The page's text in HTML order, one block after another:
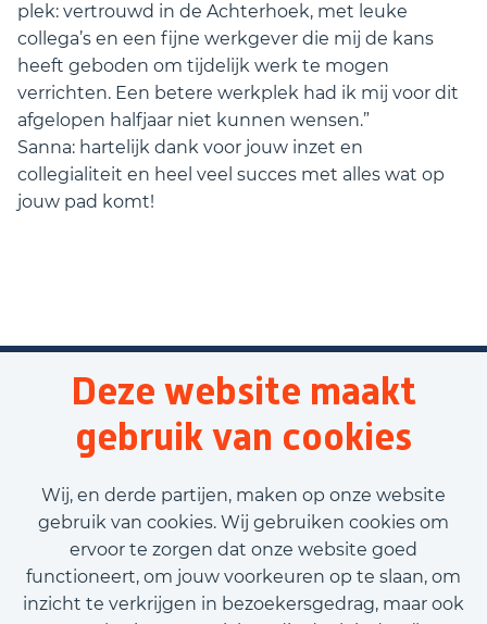
Deze website maakt
gebruik van cookies
Wij, en derde partijen, maken op onze website
gebruik van cookies. Wij gebruiken cookies om
ervoor te zorgen dat onze website goed
functioneert, om jouw voorkeuren op te slaan, om
inzicht te verkrijgen in bezoekersgedrag, maar ook
plek: vertrouwd in de Achterhoek, met leuke
collega’s en een fijne werkgever die mij de kans
heeft geboden om tijdelijk werk te mogen
verrichten. Een betere werkplek had ik mij voor dit
afgelopen halfjaar niet kunnen wensen.”
Sanna: hartelijk dank voor jouw inzet en
collegialiteit en heel veel succes met alles wat op
jouw pad komt!